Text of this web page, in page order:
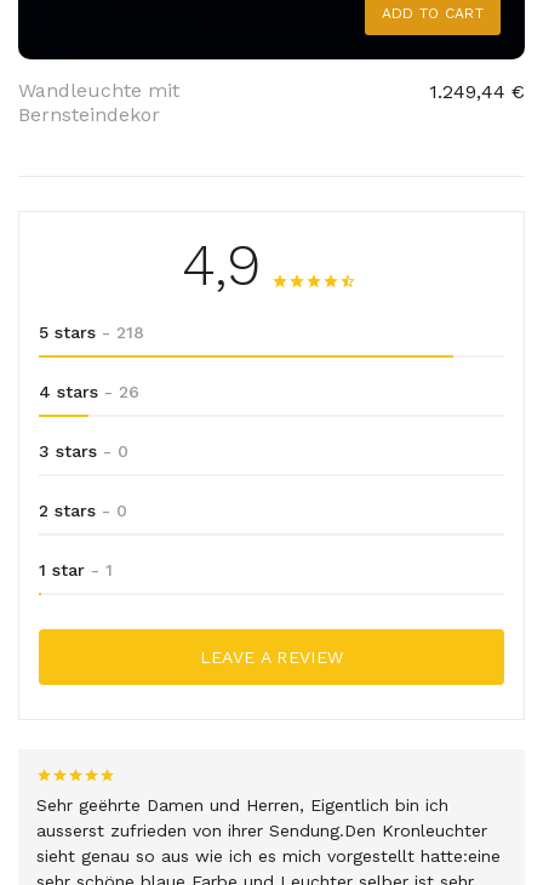
ADD TO CART
Wandleuchte mit
Bernsteindekor
1.249,44 €
4,9
5 stars - 218
4 stars - 26
3 stars - 0
2 stars - 0
1 star - 1
LEAVE A REVIEW
Sehr geëhrte Damen und Herren, Eigentlich bin ich
ausserst zufrieden von ihrer Sendung.Den Kronleuchter
sieht genau so aus wie ich es mich vorgestellt hatte:eine